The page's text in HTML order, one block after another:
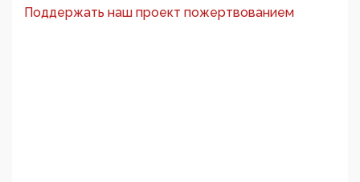
Поддержать наш проект пожертвованием